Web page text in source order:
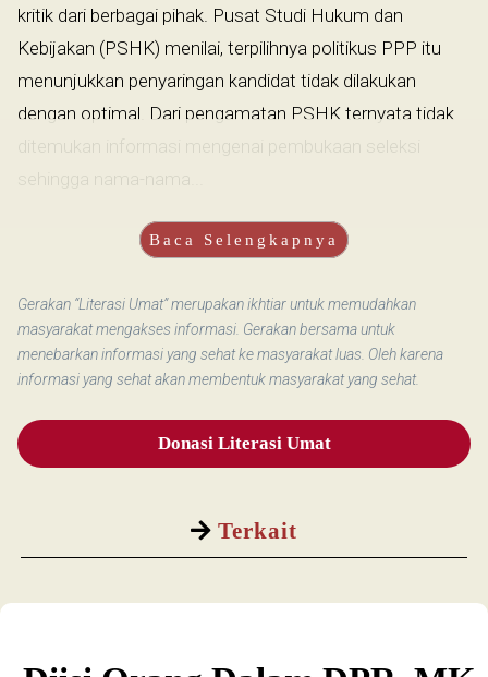
Terkait
kritik dari berbagai pihak. Pusat Studi Hukum dan
Kebijakan (PSHK) menilai, terpilihnya politikus PPP itu
menunjukkan penyaringan kandidat tidak dilakukan
dengan optimal. Dari pengamatan PSHK ternyata tidak
ditemukan informasi mengenai pembukaan seleksi
sehingga nama-nama...
Baca Selengkapnya
Gerakan “Literasi Umat” merupakan ikhtiar untuk memudahkan
masyarakat mengakses informasi. Gerakan bersama untuk
menebarkan informasi yang sehat ke masyarakat luas. Oleh karena
informasi yang sehat akan membentuk masyarakat yang sehat.
Donasi Literasi Umat